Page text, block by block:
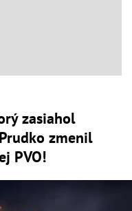
zasiahol
zmenil
PVO!